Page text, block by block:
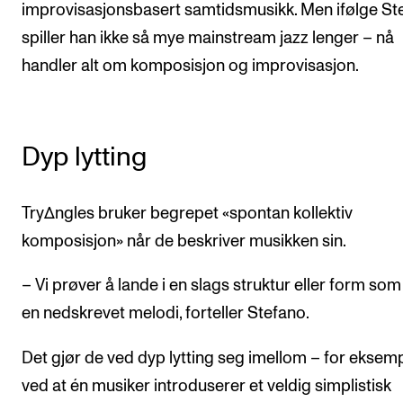
KONSERTER OG ARRANGEMENTER
Låne utstyr – lyd, lys og video
ORGANISASJON
Aktuelle saker
Organisering av NMH
Utvalg og komitéer
improvisasjonsbasert samtidsmusikk. Men ifølge
spiller han ikke så mye mainstream jazz lenger – nå
handler alt om komposisjon og improvisasjon.
Dyp lytting
TryΔngles bruker begrepet «spontan kollektiv
komposisjon» når de beskriver musikken sin.
– Vi prøver å lande i en slags struktur eller form
en nedskrevet melodi, forteller Stefano.
Det gjør de ved dyp lytting seg imellom – for
ved at én musiker introduserer et veldig simplistisk